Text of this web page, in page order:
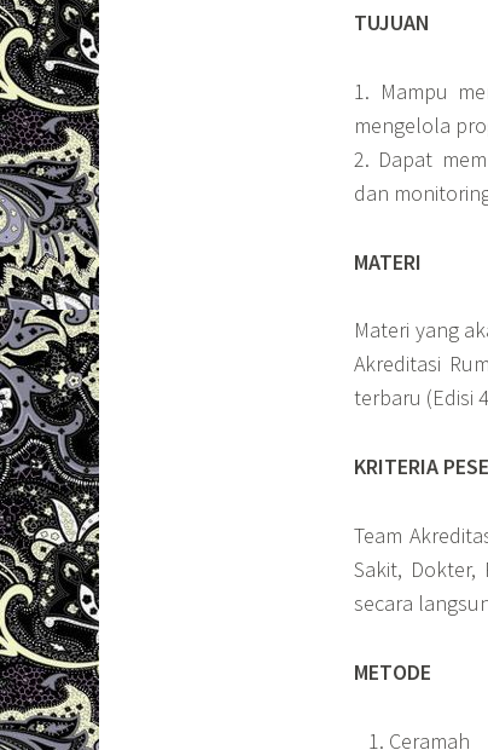
TUJUAN
1. Mampu
mengelola
2. Dapat
dan
MATERI
Materi yang
Akreditasi
terbaru (Edisi
KRITERIA
Team
Sakit, Dokter,
secara
METODE
Ceramah